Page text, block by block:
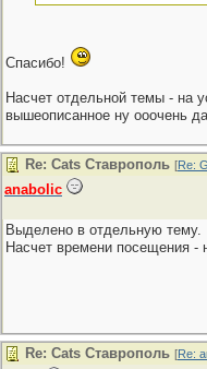
Спасибо!
Насчет отдельной темы - на
вышеописанное ну ооочень
Re: Cats Ставрополь [Re:
anabolic
Выделено в отдельную тему.
Насчет времени посещения -
Re: Cats Ставрополь [Re: